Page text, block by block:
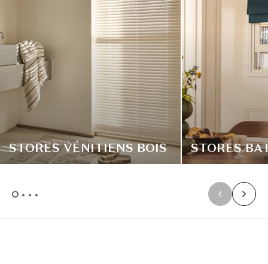
STORES VÉNITIENS BOIS STORES